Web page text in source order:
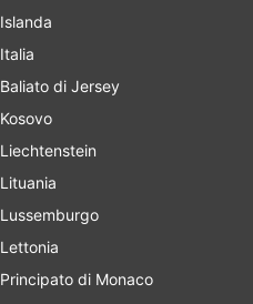
Islanda
Italia
Baliato di Jersey
Kosovo
Liechtenstein
Lituania
Lussemburgo
Lettonia
Principato di Monaco